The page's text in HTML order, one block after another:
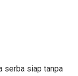
serba siap tanpa